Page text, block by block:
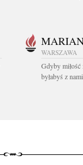
WARSZAWA
Gdyby miłość
byłabyś z